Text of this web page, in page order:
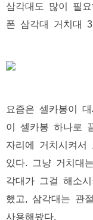
삼각대도 많이 필
폰 삼각대 거치대 3
요즘은 셀카봉이
이 셀카봉 하나로
자리에 거치시켜서
있다. 그냥 거치대
각대가 그걸 해소
했고, 삼각대는 관
사용해봤다.